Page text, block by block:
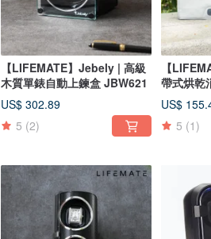
【LIFEMATE】Jebely | 高級
木質單錶自動上鍊盒 JBW621
US$ 302.89
5 (2)
【
帶式烘乾
US$
5 (1)